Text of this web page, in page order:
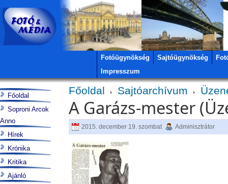
Fotóügynökség Sajtóügynökség
Impresszum
Főoldal Sajtóarchívum
A Garázs-mester
2015. december 19. szombat Adminisztrátor
Főoldal
Soproni Arcok
Anno
Hírek
Krónika
Kritika
Ajánló